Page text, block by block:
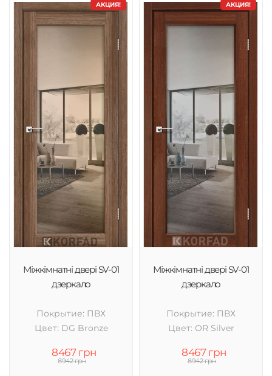
АКЦИЯ!
Міжкімнатні двері SV-01
дзеркало
Покрытие: ПВХ
Цвет: DG Bronze
8467 грн
8942 грн
АКЦИЯ!
Міжкімнатні двері SV-01
дзеркало
Покрытие: ПВХ
Цвет: OR Silver
8467 грн
8942 грн